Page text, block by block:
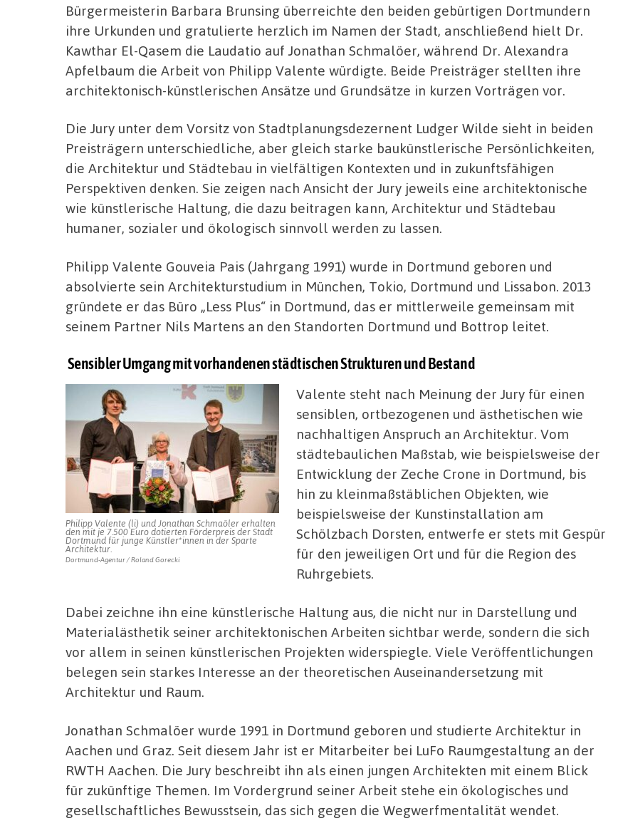
Bürgermeisterin Barbara Brunsing überreichte den beiden gebürtigen Dortmundern
ihre Urkunden und gratulierte herzlich im Namen der Stadt, anschließend hielt Dr.
Kawthar El-Qasem die Laudatio auf Jonathan Schmalöer, während Dr. Alexandra
Apfelbaum die Arbeit von Philipp Valente würdigte. Beide Preisträger stellten ihre
architektonisch-künstlerischen Ansätze und Grundsätze in kurzen Vorträgen vor.
Die Jury unter dem Vorsitz von Stadtplanungsdezernent Ludger Wilde sieht in beiden
Preisträgern unterschiedliche, aber gleich starke baukünstlerische Persönlichkeiten,
die Architektur und Städtebau in vielfältigen Kontexten und in zukunftsfähigen
Perspektiven denken. Sie zeigen nach Ansicht der Jury jeweils eine architektonische
wie künstlerische Haltung, die dazu beitragen kann, Architektur und Städtebau
humaner, sozialer und ökologisch sinnvoll werden zu lassen.
Philipp Valente Gouveia Pais (Jahrgang 1991) wurde in Dortmund geboren und
absolvierte sein Architekturstudium in München, Tokio, Dortmund und Lissabon. 2013
gründete er das Büro „Less Plus“ in Dortmund, das er mittlerweile gemeinsam mit
seinem Partner Nils Martens an den Standorten Dortmund und Bottrop leitet.
Sensibler Umgang mit vorhandenen städtischen Strukturen und Bestand
Philipp Valente (li) und Jonathan Schmaöler erhalten
den mit je 7.500 Euro dotierten Förderpreis der Stadt
Dortmund für junge Künstler*innen in der Sparte
Architektur.
Dortmund-Agentur / Roland Gorecki
Valente steht nach Meinung der Jury für einen
sensiblen, ortbezogenen und ästhetischen wie
nachhaltigen Anspruch an Architektur. Vom
städtebaulichen Maßstab, wie beispielsweise der
Entwicklung der Zeche Crone in Dortmund, bis
hin zu kleinmaßstäblichen Objekten, wie
beispielsweise der Kunstinstallation am
Schölzbach Dorsten, entwerfe er stets mit Gespür
für den jeweiligen Ort und für die Region des
Ruhrgebiets.
Dabei zeichne ihn eine künstlerische Haltung aus, die nicht nur in Darstellung und
Materialästhetik seiner architektonischen Arbeiten sichtbar werde, sondern die sich
vor allem in seinen künstlerischen Projekten widerspiegle. Viele Veröffentlichungen
belegen sein starkes Interesse an der theoretischen Auseinandersetzung mit
Architektur und Raum.
Jonathan Schmalöer wurde 1991 in Dortmund geboren und studierte Architektur in
Aachen und Graz. Seit diesem Jahr ist er Mitarbeiter bei LuFo Raumgestaltung an der
RWTH Aachen. Die Jury beschreibt ihn als einen jungen Architekten mit einem Blick
für zukünftige Themen. Im Vordergrund seiner Arbeit stehe ein ökologisches und
gesellschaftliches Bewusstsein, das sich gegen die Wegwerfmentalität wendet.